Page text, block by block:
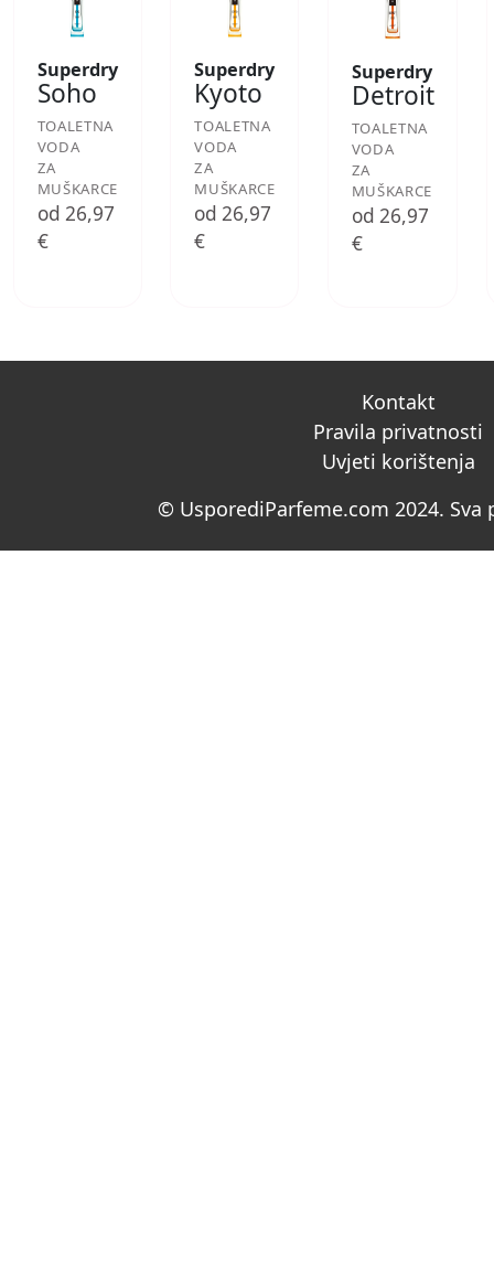
Superdry
Soho
TOALETNA
VODA
ZA
MUŠKARCE
od 26,97
€
Superdry
Kyoto
TOALETNA
VODA
ZA
MUŠKARCE
od 26,97
€
Superdry
Detroit
TOALETNA
VODA
ZA
MUŠKARCE
od 26,97
€
Kontakt
Pravila privatnosti
Uvjeti korištenja
© UsporediParfeme.com 2024. Sva